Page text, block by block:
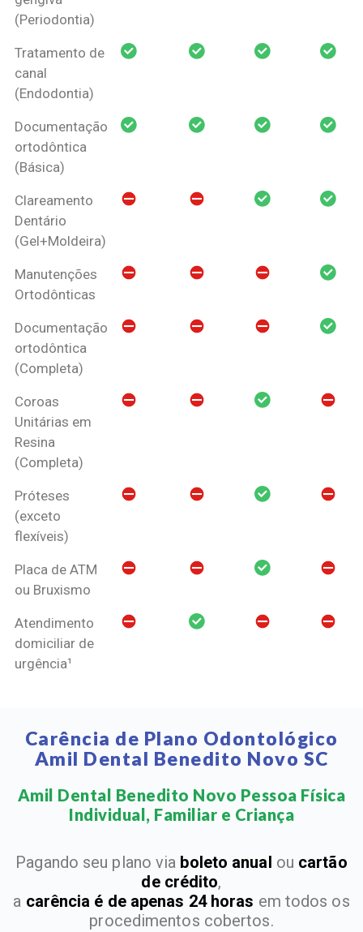
(Periodontia)
Tratamento de
canal
(Endodontia)
Documentação
ortodôntica
(Básica)
Clareamento
Dentário
(Gel+Moldeira)
Manutenções
Ortodônticas
Documentação
ortodôntica
(Completa)
Coroas
Unitárias em
Resina
(Completa)
Próteses
(exceto
flexíveis)
Placa de ATM
ou Bruxismo
Atendimento
domiciliar de
urgência¹
Carência de Plano Odontológico
Amil Dental Benedito Novo SC
Amil Dental Benedito Novo Pessoa Física
Individual, Familiar e Criança​
Pagando seu plano via boleto anual ou cartão
de crédito,
a carência é de apenas 24 horas em todos os
procedimentos cobertos.